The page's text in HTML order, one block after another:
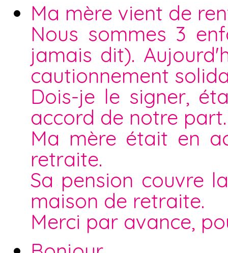
Ma mère vient de
Nous sommes 3
jamais dit).
cautionnement
Dois-je le signer,
accord de notre part.
Ma mère était en
retraite.
Sa pension couvre
maison de retraite.
Merci par avance,